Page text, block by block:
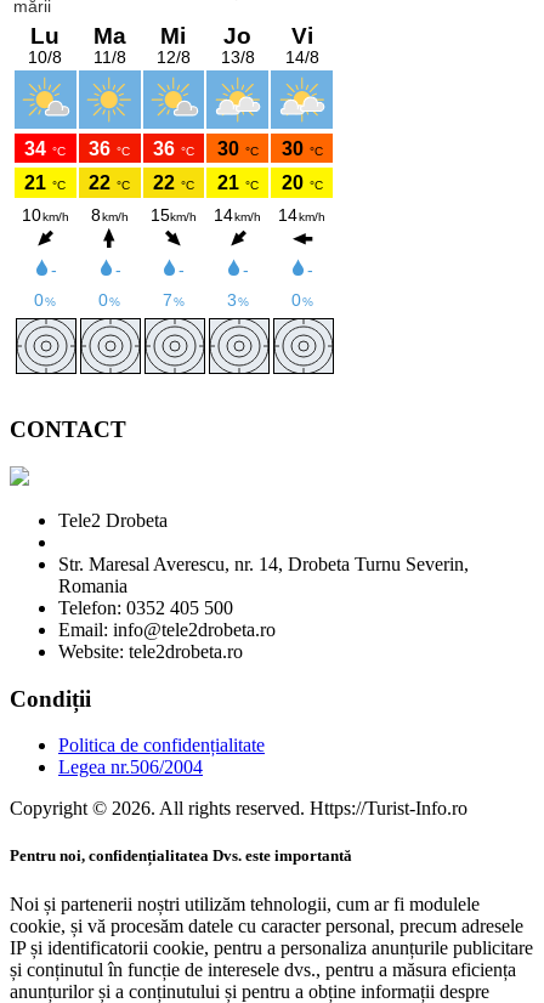
CONTACT
Tele2 Drobeta
Str. Maresal Averescu, nr. 14, Drobeta Turnu Severin,
Romania
Telefon: 0352 405 500
Email: info@tele2drobeta.ro
Website: tele2drobeta.ro
Condiții
Politica de confidențialitate
Legea nr.506/2004
Copyright © 2026. All rights reserved. Https://Turist-Info.ro
Pentru noi, confidențialitatea Dvs. este importantă
Noi și partenerii noștri utilizăm tehnologii, cum ar fi modulele
cookie, și vă procesăm datele cu caracter personal, precum adresele
IP și identificatorii cookie, pentru a personaliza anunțurile publicitare
și conținutul în funcție de interesele dvs., pentru a măsura eficiența
anunțurilor și a conținutului și pentru a obține informații despre